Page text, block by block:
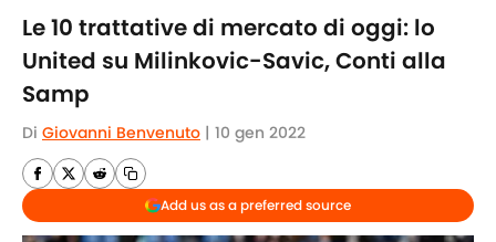
Le 10 trattative di mercato di oggi: lo
United su Milinkovic-Savic, Conti alla
Samp
Di Giovanni Benvenuto | 10 gen 2022
Add us as a preferred source